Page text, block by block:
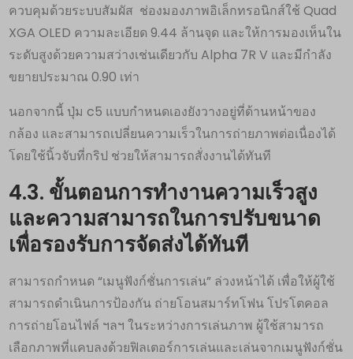
ควบคุมด้วยระบบสัมผัส ช่องมองภาพอิเล็กทรอนิกส์ใช้ Quad
XGA OLED ความละเอียด 9.44 ล้านจุด และให้การมองเห็นใน
ระดับสูงด้วยความสว่างเช่นเดียวกับ Alpha 7R V และมีกำลัง
ขยายประมาณ 0.90 เท่า
นอกจากนี้ ปุ่ม c5 แบบกำหนดเองยังวางอยู่ที่ด้านหน้าของ
กล้อง และสามารถเปลี่ยนความเร็วในการถ่ายภาพต่อเนื่องได้
โดยใช้นิ้วจับที่กริป ช่วยให้สามารถสั่งงานได้ทันที
4.3. ขั้นตอนการทำงานความเร็วสูง
และความสามารถในการปรับขนาด
เพื่อรองรับการจัดส่งได้ทันที
สามารถกำหนด “เมนูฟังก์ชั่นการเล่น” ล่วงหน้าได้ เพื่อให้ผู้ใช้
สามารถดำเนินการป้องกัน ถ่ายโอนสมาร์ทโฟน โปรโตคอล
การถ่ายโอนไฟล์ ฯลฯ ในระหว่างการเล่นภาพ ผู้ใช้สามารถ
เลือกภาพที่แคบลงด้วยฟิลเตอร์การเล่นและเล่นจากเมนูฟังก์ชั่น